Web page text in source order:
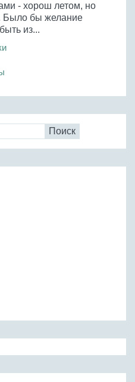
- хорош летом, но
Было бы желание
из...
Поиск